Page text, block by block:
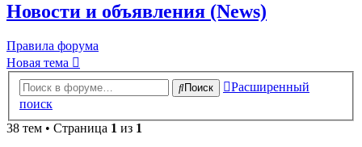
Новости и объявления (News)
Правила форума
Новая тема
Поиск
Расширенный
поиск
38 тем • Страница 1 из 1